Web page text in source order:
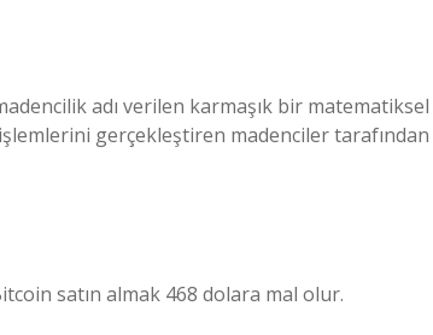
adı verilen karmaşık bir matematiksel
gerçekleştiren madenciler tarafından
satın almak 468 dolara mal olur.